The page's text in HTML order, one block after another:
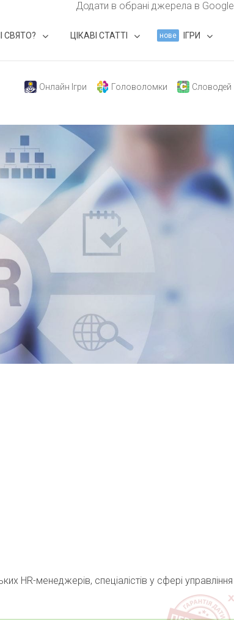
Додати в обрані джерела в Google
СВЯТО? ЦІКАВІ СТАТТІ нове ІГРИ
Онлайн Ігри Головоломки Словодей
HR-менеджерів, спеціалістів у сфері управління